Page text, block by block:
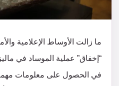
ما زالت الأوساط الإعلامية
“إخفاق” عملية الموساد في
في الحصول على معلومات مهمة